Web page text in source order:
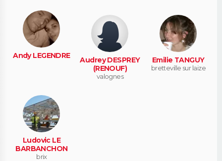
Andy LEGENDRE
Audrey DESPREY
(RENOUF)
valognes
Emilie TANGUY
bretteville sur laize
Ludovic LE
BARBANCHON
brix